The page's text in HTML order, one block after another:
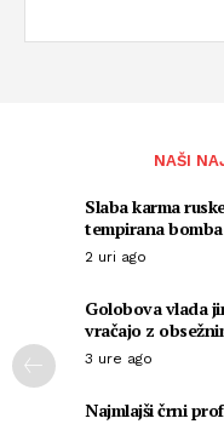
NAŠI
Slaba karma
tempirana bomba
2 uri ago
Golobova vlada
vračajo z
3 ure ago
Najmlajši črni